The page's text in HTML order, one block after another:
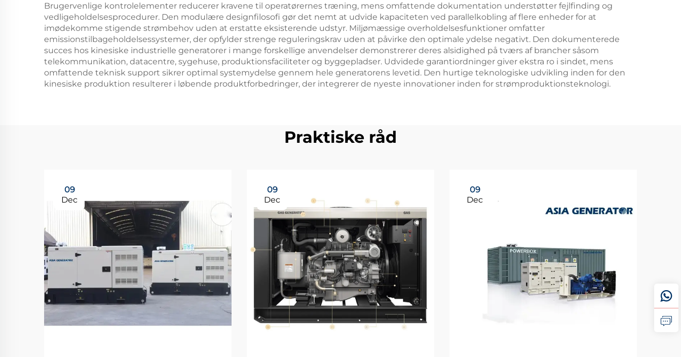
Brugervenlige kontrolelementer reducerer kravene til operatørernes træning, mens omfattende dokumentation understøtter fejlfinding og
vedligeholdelsesprocedurer. Den modulære designfilosofi gør det nemt at udvide kapaciteten ved parallelkobling af flere enheder for at
imødekomme stigende strømbehov uden at erstatte eksisterende udstyr. Miljømæssige overholdelsesfunktioner omfatter
emissionstilbageholdelsessystemer, der opfylder strenge reguleringskrav uden at påvirke den optimale ydelse negativt. Den dokumenterede
succes hos kinesiske industrielle generatorer i mange forskellige anvendelser demonstrerer deres alsidighed på tværs af brancher såsom
telekommunikation, datacentre, sygehuse, produktionsfaciliteter og byggepladser. Udvidede garantiordninger giver ekstra ro i sindet, mens
omfattende teknisk support sikrer optimal systemydelse gennem hele generatorens levetid. Den hurtige teknologiske udvikling inden for den
kinesiske produktion resulterer i løbende produktforbedringer, der integrerer de nyeste innovationer inden for strømproduktionsteknologi.
Praktiske råd
09
Dec
09
Dec
09
Dec